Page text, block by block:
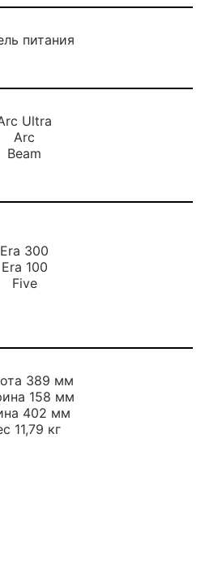
питания
Ultra
Arc
Beam
Era 300
Era 100
Five
389 мм
158 мм
402 мм
11,79 кг